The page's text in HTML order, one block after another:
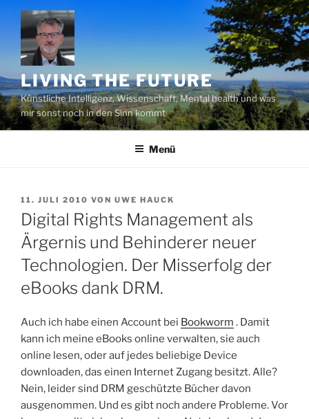
Zum
Inhalt
springen
LIVING THE FUTURE
Künstliche Intelligenz, Wissenschaft, Mental health und was
mir sonst noch in den Sinn kommt
Menü
VERÖFFENTLICHT
AM
11. JULI 2010 VON UWE HAUCK
Digital Rights Management als
Ärgernis und Behinderer neuer
Technologien. Der Misserfolg der
eBooks dank DRM.
Auch ich habe einen Account bei Bookworm . Damit
kann ich meine eBooks online verwalten, sie auch
online lesen, oder auf jedes beliebige Device
downloaden, das einen Internet Zugang besitzt. Alle?
Nein, leider sind DRM geschützte Bücher davon
ausgenommen. Und es gibt noch andere Probleme. Vor